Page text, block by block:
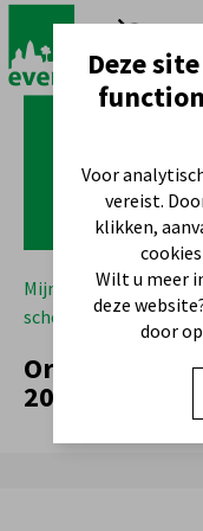
Mijn gemeente
schepenen
2021
Deze
Voor
vereist.
klikken,
Wilt u meer
deze
door